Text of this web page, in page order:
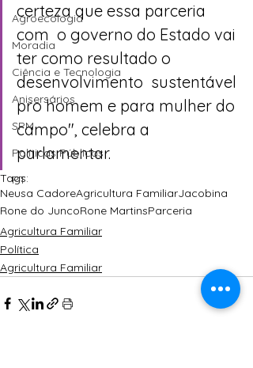
Agroecologia
Moradia
Ciência e Tecnologia
Anisersários
SPM
Políticas Públicas
PT
certeza que essa parceria
com  o governo do Estado vai
ter como resultado o
desenvolvimento  sustentável
pro homem e para mulher do
campo", celebra a
parlamentar.
Tags:
Neusa CadoreAgricultura FamiliarJacobina
Rone do JuncoRone MartinsParceria
Agricultura Familiar
Política
Agricultura Familiar